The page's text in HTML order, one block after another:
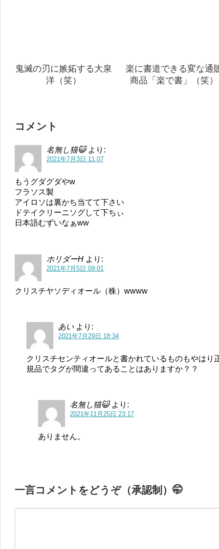
鬼滅の刃に嫉妬する大泉
洋（笑）
楽に書道できる変な通
商品「楽で書」（笑）
コメント
名無し猫😺 より:
2021年7月3日 11:07
もうグダグダやw
フラソス製
アイロソは裏かち当てて下さい
ドテイクリーニソグして下ちぃ
日本語むずいなぁww
ホリダーH より:
2021年7月5日 09:01
クリスチヤソディオール（株）wwww
あい より:
2021年7月29日 18:34
クリスチセンティオールと書かれているものもやは
規品でタグが間違ってあることはありますか？？
名無し猫😺 より:
2021年11月25日 23:17
ありません。
一言コメントをどうぞ（承認制）🤭